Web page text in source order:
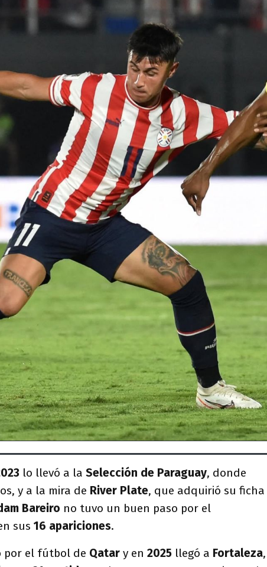
lo llevó a la Selección de Paraguay, donde
y a la mira de River Plate, que adquirió su ficha
Bareiro no tuvo un buen paso por el
sus 16 apariciones.
por el fútbol de Qatar y en 2025 llegó a Fortaleza,